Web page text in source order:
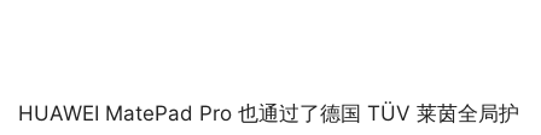
HUAWEI MatePad Pro 也通过了德国 TÜV 莱茵全局护